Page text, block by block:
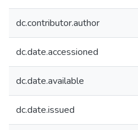
dc.contributor.author
dc.date.accessioned
dc.date.available
dc.date.issued